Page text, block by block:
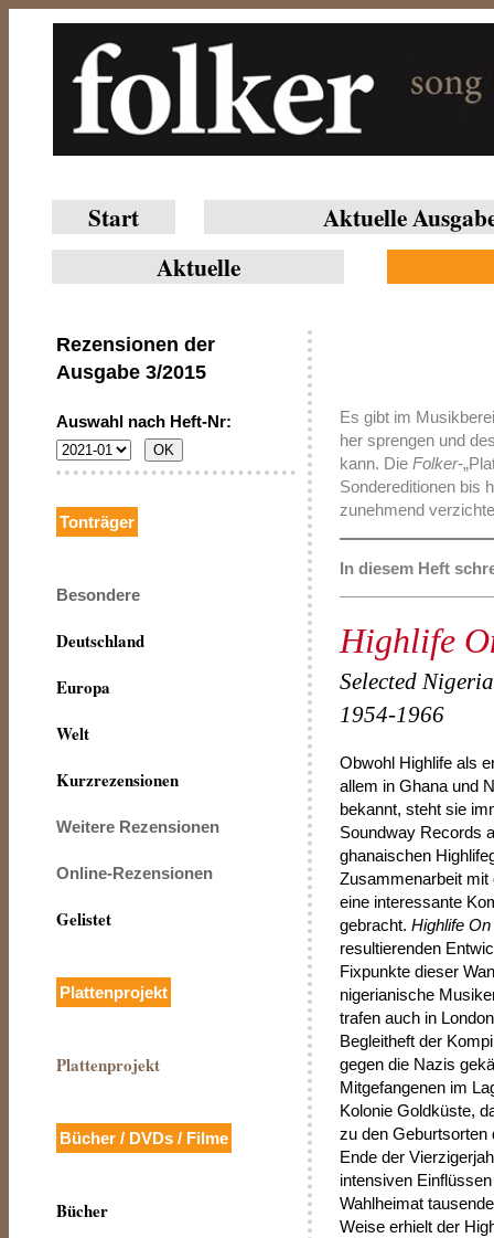
Start
Aktuelle
Aktuelle
Rezensionen der
Ausgabe 3/2015
Auswahl nach Heft-Nr:
Tonträger
Besondere
Deutschland
Europa
Welt
Kurzrezensionen
Weitere Rezensionen
Online-Rezensionen
Gelistet
Plattenprojekt
Plattenprojekt
Bücher / DVDs / Filme
Bücher
Es gibt im
her sprengen und
kann. Die Folker-
Sondereditionen bis
zunehmend
In diesem Heft
Highlife
Selected
1954-1966
Obwohl Highlife als
allem in Ghana und
bekannt, steht sie
Soundway Records
ghanaischen
Zusammenarbeit
eine interessante
gebracht. Highlife
resultierenden
Fixpunkte dieser
nigerianische
trafen auch in
Begleitheft der
gegen die Nazis
Mitgefangenen im
Kolonie Goldküste,
zu den Geburtsorten
Ende der
intensiven
Wahlheimat
Weise erhielt der